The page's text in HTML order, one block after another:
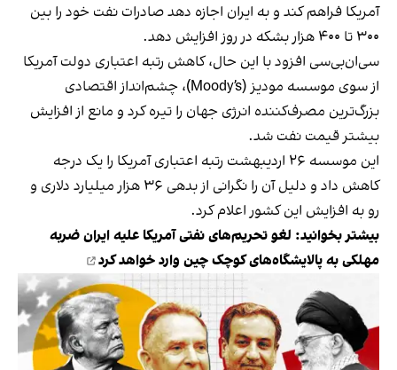
آمریکا فراهم کند و به ایران اجازه دهد صادرات نفت خود را بین
۳۰۰ تا ۴۰۰ هزار بشکه در روز افزایش دهد.
سی‌ان‌بی‌سی افزود با این حال، کاهش رتبه اعتباری دولت آمریکا
از سوی موسسه مودیز (Moody’s)، چشم‌انداز اقتصادی
بزرگ‌ترین مصرف‌کننده انرژی جهان را تیره کرد و مانع از افزایش
بیشتر قیمت نفت شد.
این موسسه ۲۶ اردیبهشت رتبه اعتباری آمریکا را یک درجه
کاهش داد و دلیل آن را نگرانی از بدهی ۳۶ هزار میلیارد دلاری و
رو به افزایش این کشور اعلام کرد.
بیشتر بخوانید: لغو تحریم‌های نفتی آمریکا علیه ایران ضربه
مهلکی به پالایشگاه‌های کوچک چین وارد خواهد کرد